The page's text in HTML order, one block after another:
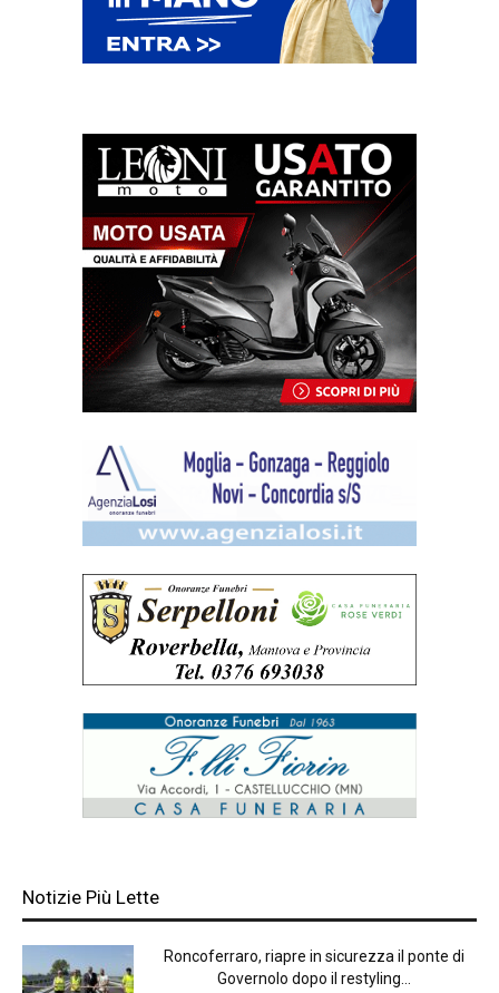
Notizie Più Lette
Roncoferraro, riapre in sicurezza il ponte di
Governolo dopo il restyling...